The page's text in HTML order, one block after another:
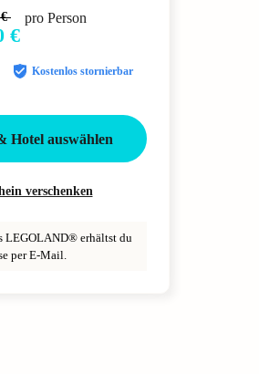
€
pro Person
Kostenlos stornierbar
Hotel auswählen
verschenken
LEGOLAND® erhältst du
per E-Mail.